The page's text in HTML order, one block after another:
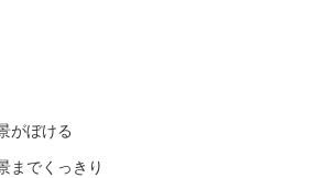
がぼける
までくっきり